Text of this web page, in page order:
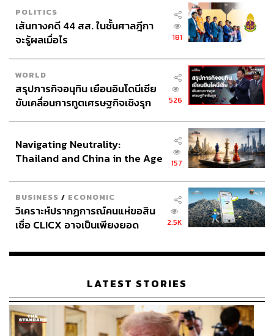
POLITICS
เส้นทางคดี 44 สส. ในชั้นศาลฎีกา
จะรู้ผลเมื่อไร
181
WORLD
สรุปภารกิจอนุทิน เยือนอินโดนีเซีย
ขับเคลื่อนการทูตเศรษฐกิจเชิงรุก
526
Navigating Neutrality:
Thailand and China in the Age
157
BUSINESS / ECONOMIC
วิเคราะห์ปรากฏการณ์คนแห่ขอสิน
เชื่อ CLICX อาจเป็นเพียงยอด
เรือนไทยที่ถูกซุกไว้
2.5K
LATEST STORIES